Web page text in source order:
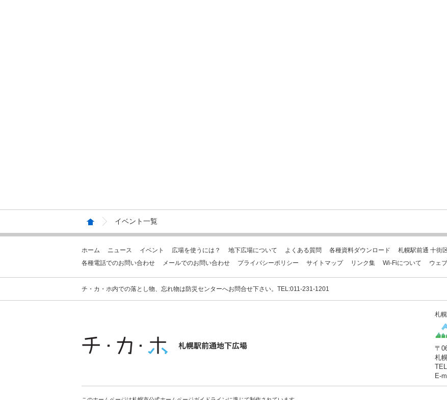
イベント一覧
ホーム ニュース イベント 広場を使うには？ 地下広場について よくある質問 各種資料ダウンロード
札幌駅前通 十街
各種電話でのお問い合わせ
メールでのお問い合わせ プライバシーポリシー サイトマップ リンク集 Wi-Fiについて ウェ
チ・カ・ホ内での落とし物、忘れ物は防災センターへお問合せ下さい。TEL:011-231-1201
札
〒
札
E-